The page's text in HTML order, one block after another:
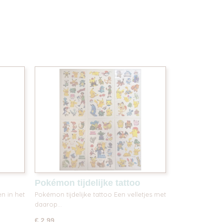
in het
Pokémon tijdelijke tattoo
Pokémon tijdelijke tattoo Een velletjes met
daarop…
€ 2,99